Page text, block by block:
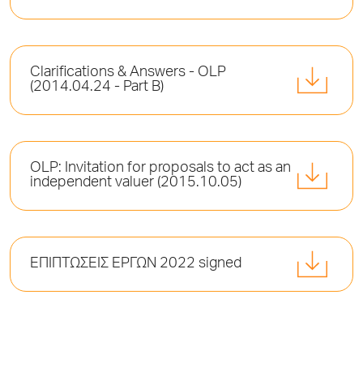
Clarifications & Answers - OLP
(2014.04.24 - Part B)
OLP: Invitation for proposals to act as an
independent valuer (2015.10.05)
ΕΠΙΠΤΩΣΕΙΣ ΕΡΓΩΝ 2022 signed